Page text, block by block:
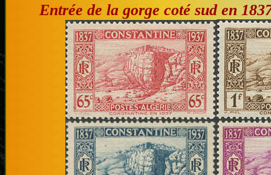
Entrée de la gorge coté sud en